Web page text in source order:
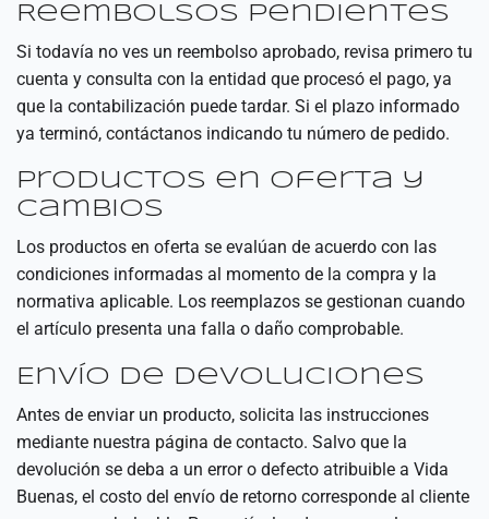
Reembolsos pendientes
Si todavía no ves un reembolso aprobado, revisa primero tu
cuenta y consulta con la entidad que procesó el pago, ya
que la contabilización puede tardar. Si el plazo informado
ya terminó, contáctanos indicando tu número de pedido.
Productos en oferta y
cambios
Los productos en oferta se evalúan de acuerdo con las
condiciones informadas al momento de la compra y la
normativa aplicable. Los reemplazos se gestionan cuando
el artículo presenta una falla o daño comprobable.
Envío de devoluciones
Antes de enviar un producto, solicita las instrucciones
mediante nuestra página de contacto. Salvo que la
devolución se deba a un error o defecto atribuible a Vida
Buenas, el costo del envío de retorno corresponde al cliente